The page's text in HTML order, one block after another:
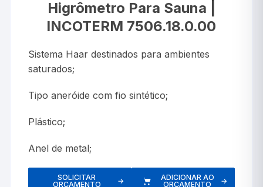
Higrômetro Para Sauna |
INCOTERM 7506.18.0.00
Sistema Haar destinados para ambientes
saturados;
Tipo aneróide com fio sintético;
Plástico;
Anel de metal;
SOLICITAR
ORÇAMENTO
→
ADICIONAR AO
ORÇAMENTO
→